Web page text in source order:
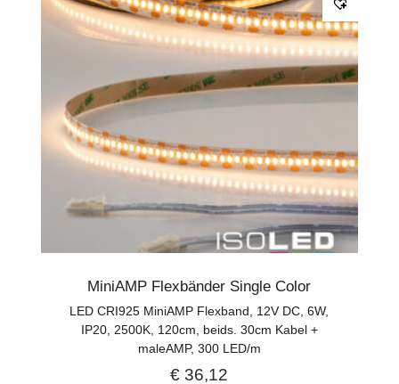
MiniAMP Flexbänder Single Color
LED CRI925 MiniAMP Flexband, 12V DC, 6W,
IP20, 2500K, 120cm, beids. 30cm Kabel +
maleAMP, 300 LED/m
€ 36,12